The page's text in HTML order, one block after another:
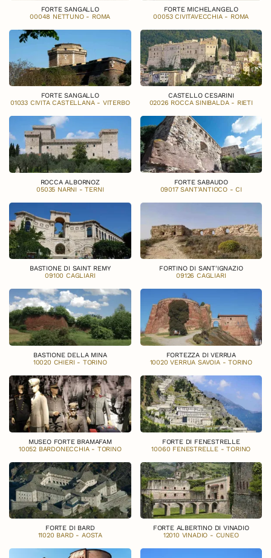
FORTE SANGALLO
00048 NETTUNO - ROMA
FORTE MICHELANGELO
00053 CIVITAVECCHIA - ROMA
FORTE SANGALLO
01033 CIVITA CASTELLANA - VITERBO
CASTELLO CESARINI
02026 ROCCA SINIBALDA - RIETI
ROCCA ALBORNOZ
05035 NARNI - TERNI
FORTE SABAUDO
09017 SANT'ANTIOCO - CI
BASTIONE DI SAINT REMY
09100 CAGLIARI
FORTINO DI SANT'IGNAZIO
09126 CAGLIARI
BASTIONE DELLA MINA
10020 CHIERI - TORINO
FORTEZZA DI VERRUA
10020 VERRUA SAVOIA - TORINO
MUSEO FORTE BRAMAFAM
10052 BARDONECCHIA - TORINO
FORTE DI FENESTRELLE
10060 FENESTRELLE - TORINO
FORTE DI BARD
11020 BARD - AOSTA
FORTE ALBERTINO DI VINADIO
12010 VINADIO - CUNEO